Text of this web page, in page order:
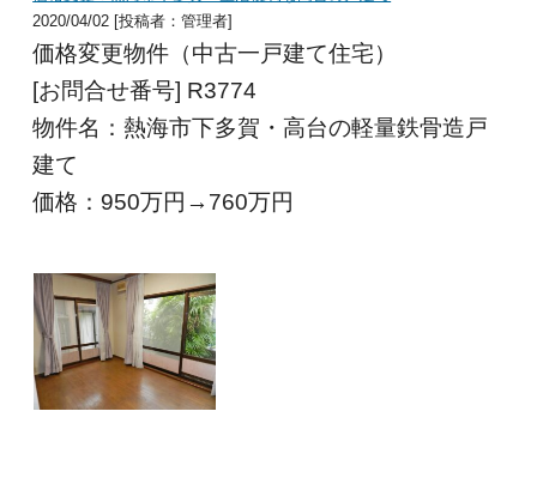
2020/04/02 [投稿者：管理者]
価格変更物件（中古一戸建て住宅）
[お問合せ番号] R3774
物件名：熱海市下多賀・高台の軽量鉄骨造戸
建て
価格：950万円→760万円